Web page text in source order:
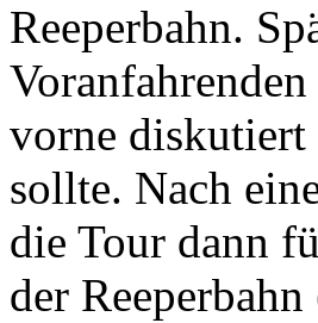
Reeperbahn.
vorne diskutiert
sollte. Nach
die Tour dann
der